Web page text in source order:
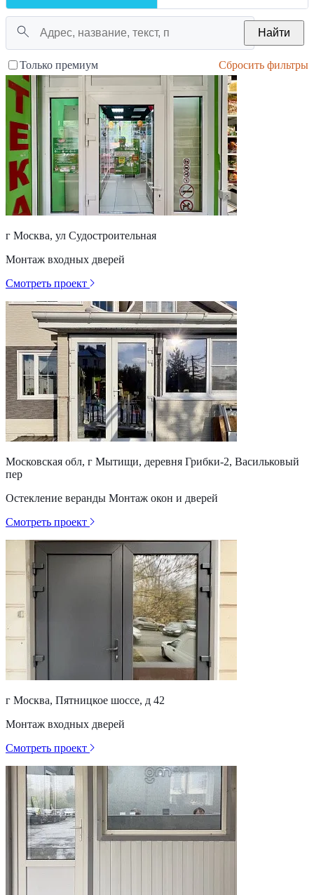
Найти
Только премиум Сбросить фильтры
г Москва, ул Судостроительная
Монтаж входных дверей
Смотреть проект
Московская обл, г Мытищи, деревня Грибки-2, Васильковый
пер
Остекление веранды Монтаж окон и дверей
Смотреть проект
г Москва, Пятницкое шоссе, д 42
Монтаж входных дверей
Смотреть проект